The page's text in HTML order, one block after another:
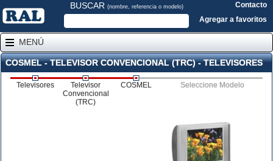
BUSCAR (nombre, referencia o modelo)
Contacto
Agregar a favoritos
MENÚ
COSMEL - TELEVISOR CONVENCIONAL (TRC) - TELEVISORES
Televisores
Televisor
Convencional
(TRC)
COSMEL Seleccione Modelo